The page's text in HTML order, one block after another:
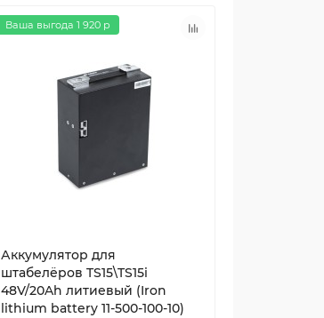
Ваша выгода 1 920 р
Аккумулятор для
штабелёров TS15\TS15i
48V/20Ah литиевый (Iron
lithium battery 11-500-100-10)